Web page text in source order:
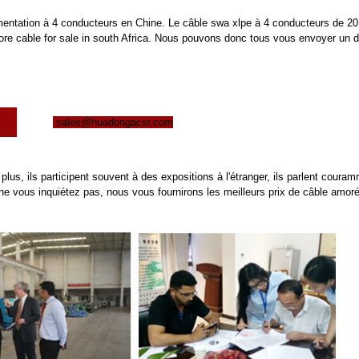
à 4 conducteurs en Chine. Le câble swa xlpe à 4 conducteurs de
cable for sale in south Africa. Nous pouvons donc tous vous envoyer un
sales@huadongacsr.com
ils participent souvent à des expositions à l'étranger, ils parlent
vous inquiétez pas, nous vous fournirons les meilleurs prix de câble